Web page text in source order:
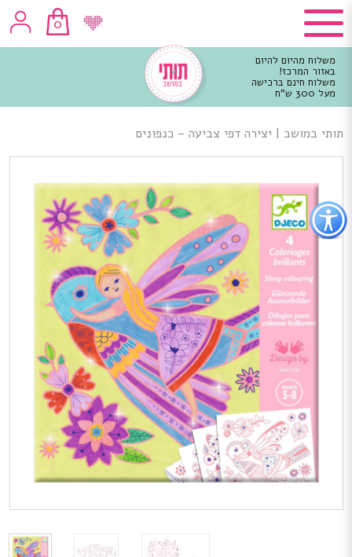
כפתור
לפתיחת
תפריט
נגישות
0
משלוח מהיום להיום
באזור המרכז!
משלוח חינם ברכישה
מעל 300 ש"ח
מרכזי
תותי במושב | יצירה דפי צביעה – כנפונים